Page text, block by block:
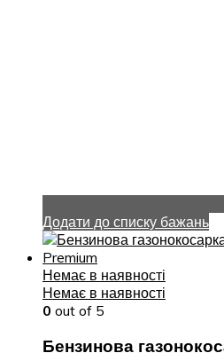
Додати до списку бажань
Немає в наявності
Немає в наявності
0 out of 5
Бензинова